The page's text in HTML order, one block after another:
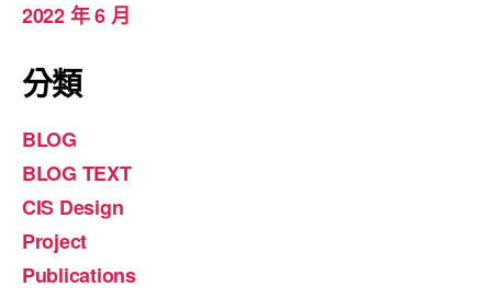
2022 年 6 月
分類
BLOG
BLOG TEXT
CIS Design
Project
Publications